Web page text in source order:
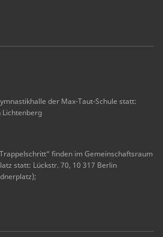
der Max-Taut-Schule statt:
Lichtenberg
finden im Gemeinschaftsraum
statt: Lückstr. 70, 10 317 Berlin